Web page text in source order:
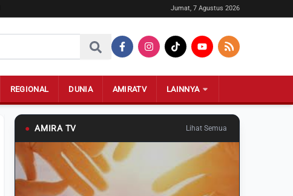
Jumat, 7 Agustus 2026
REGIONAL DUNIA AMIRATV LAINNYA
● AMIRA TV Lihat Semua